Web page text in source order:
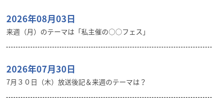
2026年08月03日
来週（月）のテーマは「私主催の○○フェス」
2026年07月30日
7月３０日（木）放送後記＆来週のテーマは？